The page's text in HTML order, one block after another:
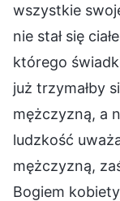
wszystkie
nie stał się
którego
już trzymałby
mężczyzną, a
ludzkość
mężczyzną,
Bogiem